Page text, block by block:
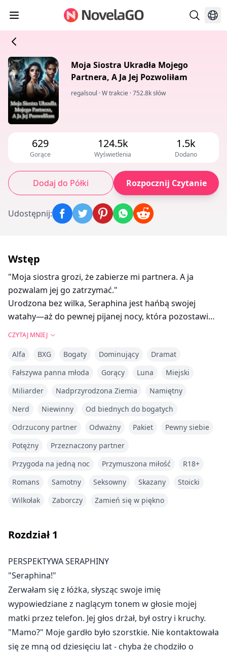
Moja Siostra Ukradła Mojego
Partnera, A Ja Jej Pozwoliłam
regalsoul ·W trakcie ·752.8k słów
629
Gorące
124.5k
Wyświetlenia
1.5k
Dodano
Dodaj do Półki Rozpocznij Czytanie
Udostępnij:
Wstęp
"Moja siostra grozi, że zabierze mi partnera. A ja
pozwalam jej go zatrzymać."
Urodzona bez wilka, Seraphina jest hańbą swojej
watahy—aż do pewnej pijanej nocy, która pozostawia
Ale ich dziesięcioletnie małżeństwo nie było bajką.
Przez dziesięć lat znosiła upokorzenia: żadnego tytułu
prześcieradła i jeszcze zimniejsze spojrzenia.
Kiedy jej idealna siostra wróciła, Kieran złożył wniosek
o rozwód tej samej nocy. A jej rodzina była szczęśliwa
widząc jej małżeństwo rozbite.
Seraphina nie walczyła, tylko odeszła w milczeniu.
Jednak gdy pojawiło się niebezpieczeństwo, szokujące
☽ Tamta noc nie była przypadkiem
☽ Jej "defekt" jest w rzeczywistości rzadkim darem
Szkoda, że ona skończyła z byciem posiadana.
Ryk Kieran wstrząsnął moimi kośćmi, gdy przycisnął
mnie do ściany. Jego gorąco przebiło się przez warstwy
materiału.
"Seraphina, myślisz, że odejście jest takie łatwe?" Jego
zęby musnęły nieoznakowaną skórę mojego gardła.
"Ty. Jesteś. Moja."
CZYTAJ MNIEJ
Alfa BXG Bogaty Dominujący
Dramat
Fałszywa panna młoda
Gorący Luna
Miejski
Miliarder
Nadprzyrodzona Ziemia
Namiętny
Nerd
Niewinny
Od biednych do bogatych
Odrzucony partner
Odważny Pakiet
Pewny siebie
Potężny
Przeznaczony partner
Przygoda na jedną noc
Przymuszona miłość
R18+
Romans
Samotny Seksowny Skazany
Stoicki
Wilkołak
Zaborczy Zamień się w piękno
Rozdział1
PERSPEKTYWA SERAPHINY
"Seraphina!"
Zerwałam się z łóżka, słysząc swoje imię
wypowiedziane z naglącym tonem w głosie mojej
matki przez telefon. Jej głos drżał, był ostry i kruchy.
"Mamo?" Moje gardło było szorstkie. Nie kontaktowała
się ze mną od dziesięciu lat - chyba że chodziło o